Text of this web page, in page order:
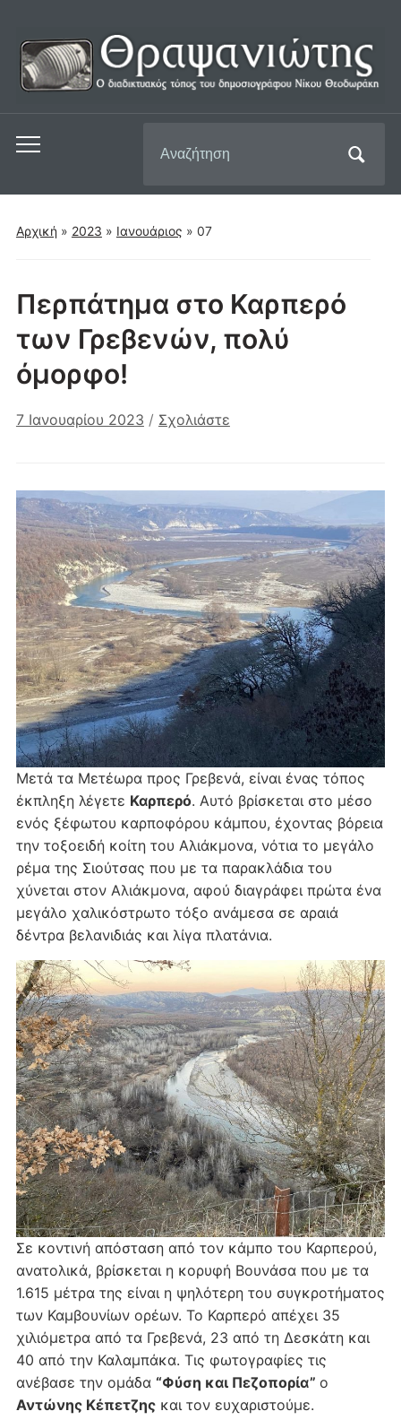
Εναλλαγή
μενού
για
για:
Αρχική » 2023 » Ιανουάριος » 07
Περπάτημα στο Καρπερό
των Γρεβενών, πολύ
όμορφο!
7 Ιανουαρίου 2023 / Σχολιάστε
Μετά τα Μετέωρα προς Γρεβενά, είναι ένας τόπος
έκπληξη λέγετε Καρπερό. Αυτό βρίσκεται στο μέσο
ενός ξέφωτου καρποφόρου κάμπου, έχοντας βόρεια
την τοξοειδή κοίτη του Αλιάκμονα, νότια το μεγάλο
ρέμα της Σιούτσας που με τα παρακλάδια του
χύνεται στον Αλιάκμονα, αφού διαγράφει πρώτα ένα
μεγάλο χαλικόστρωτο τόξο ανάμεσα σε αραιά
δέντρα βελανιδιάς και λίγα πλατάνια.
Σε κοντινή απόσταση από τον κάμπο του Καρπερού,
ανατολικά, βρίσκεται η κορυφή Βουνάσα που με τα
1.615 μέτρα της είναι η ψηλότερη του συγκροτήματος
των Καμβουνίων ορέων. Το Καρπερό απέχει 35
χιλιόμετρα από τα Γρεβενά, 23 από τη Δεσκάτη και
40 από την Καλαμπάκα. Τις φωτογραφίες τις
ανέβασε την ομάδα “Φύση και Πεζοπορία” ο
Αντώνης Κέπετζηςκαι τον ευχαριστούμε.